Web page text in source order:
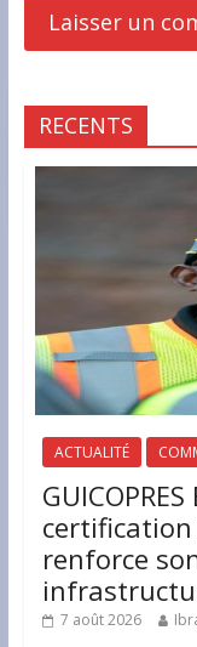
RECENTS
ACTUALITÉ
certification
renforce
7 août 2026